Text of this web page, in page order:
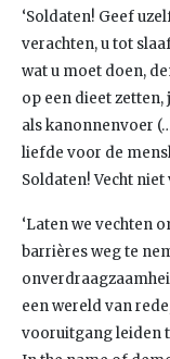
‘Soldaten! Geef
verachten, u tot
wat u moet doen,
op een dieet
als kanonnenvoer
liefde voor de
Soldaten! Vecht
‘Laten we vechten
barrières weg te
een wereld van
vooruitgang leiden